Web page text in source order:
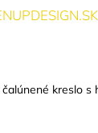
kreslo s